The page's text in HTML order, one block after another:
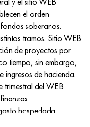
el orden
soberanos.
tramos. Sitio WEB
de proyectos por
tiempo, sin embargo,
ingresos de hacienda.
del WEB.
hospedada.